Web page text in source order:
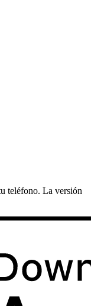
teléfono. La versión